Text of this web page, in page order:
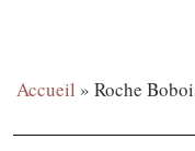
Accueil » Roche